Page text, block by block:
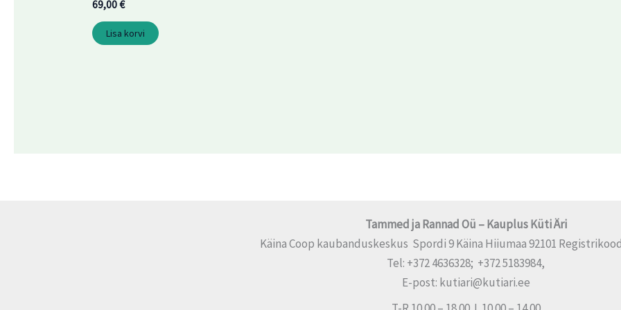
69,00€
Lisa korvi
Tammed ja Rannad Oü – Kauplus Küti Äri
Käina Coop kaubanduskeskus Spordi 9 Käina Hiiumaa 92101
Tel: +372 4636328; +372 5183984,
E-post: kutiari@kutiari.ee